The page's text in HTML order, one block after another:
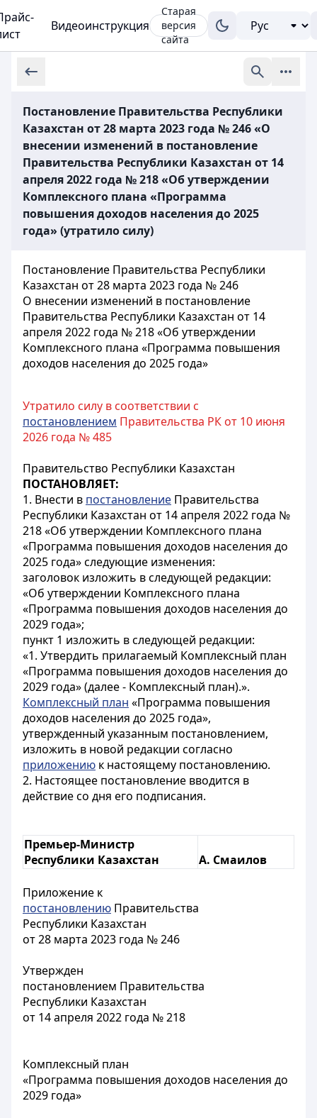
Видеоинструкция
Старая
версия
сайта
Постановление Правительства Республики
Казахстан от 28 марта 2023 года № 246 «О
внесении изменений в постановление
Правительства Республики Казахстан от 14
апреля 2022 года № 218 «Об утверждении
Комплексного плана «Программа
повышения доходов населения до 2025
года» (утратило силу)
Постановление Правительства Республики
Казахстан от 28 марта 2023 года № 246
О внесении изменений в постановление
Правительства Республики Казахстан от 14
апреля 2022 года № 218 «Об утверждении
Комплексного плана «Программа повышения
доходов населения до 2025 года»
Утратило силу в соответствии с
постановлением Правительства РК от 10 июня
2026 года № 485
Правительство Республики Казахстан
ПОСТАНОВЛЯЕТ:
1. Внести в постановление Правительства
Республики Казахстан от 14 апреля 2022 года №
218 «Об утверждении Комплексного плана
«Программа повышения доходов населения до
2025 года» следующие изменения:
заголовок изложить в следующей редакции:
«Об утверждении Комплексного плана
«Программа повышения доходов населения до
2029 года»;
пункт 1 изложить в следующей редакции:
«1. Утвердить прилагаемый Комплексный план
«Программа повышения доходов населения до
2029 года» (далее - Комплексный план).».
Комплексный план «Программа повышения
доходов населения до 2025 года»,
утвержденный указанным постановлением,
изложить в новой редакции согласно
приложению к настоящему постановлению.
2. Настоящее постановление вводится в
действие со дня его подписания.
Премьер-Министр
Республики Казахстан
А. Смаилов
Приложение к
постановлению Правительства
Республики Казахстан
от 28 марта 2023 года № 246
Утвержден
постановлением Правительства
Республики Казахстан
от 14 апреля 2022 года № 218
Комплексный план
«Программа повышения доходов населения до
2029 года»